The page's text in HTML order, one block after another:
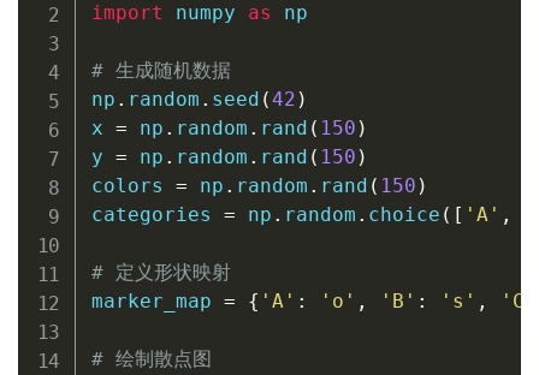
import numpy as np
# 生成随机数据
np . random . seed (42 )
x = np . random . rand ( 150 )
y = np . random . rand ( 150 )
colors = np . random . rand ( 150 )
categories = np . random . choice ( [ 'A' ,
# 定义形状映射
marker_map = { 'A' : 'o' , 'B' : 's' , 'C'
# 绘制散点图